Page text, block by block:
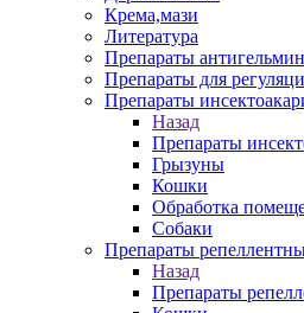
Крема,мази
Литература
Препараты
Препараты для
Препараты
Назад
Препараты
Грызуны
Кошки
Обработка
Собаки
Препараты
Назад
Препараты